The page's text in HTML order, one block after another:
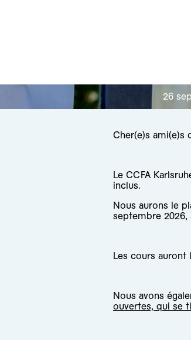
26
Cher(e)s ami(e)s
Le CCFA
inclus.
Nous aurons le
septembre 2026,
Les cours auront
Nous avons
ouvertes, qui se